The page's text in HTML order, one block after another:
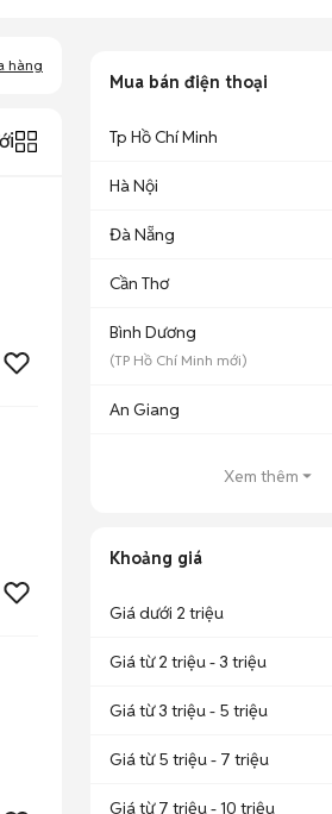
hàng
Mua bán điện thoại
Tp Hồ Chí Minh
Hà Nội
Đà Nẵng
Cần Thơ
Bình Dương
(TP Hồ Chí Minh mới)
An Giang
Xem thêm
Khoảng giá
Giá dưới 2 triệu
Giá từ 2 triệu - 3 triệu
Giá từ 3 triệu - 5 triệu
Giá từ 5 triệu - 7 triệu
Giá từ 7 triệu - 10 triệu